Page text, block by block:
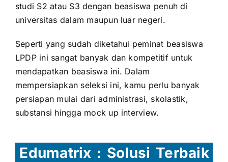
studi S2 atau S3 dengan beasiswa penuh di
universitas dalam maupun luar negeri.
Seperti yang sudah diketahui peminat beasiswa
LPDP ini sangat banyak dan kompetitif untuk
mendapatkan beasiswa ini. Dalam
mempersiapkan seleksi ini, kamu perlu banyak
persiapan mulai dari administrasi, skolastik,
substansi hingga mock up interview.
Edumatrix : Solusi Terbaik